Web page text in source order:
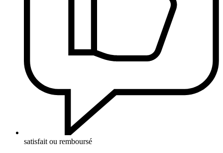
satisfait ou remboursé